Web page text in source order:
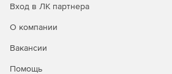
серверов и рабочих станций.
испанском, итальянском,
Вход в ЛК партнера
О компании
Вакансии
Помощь